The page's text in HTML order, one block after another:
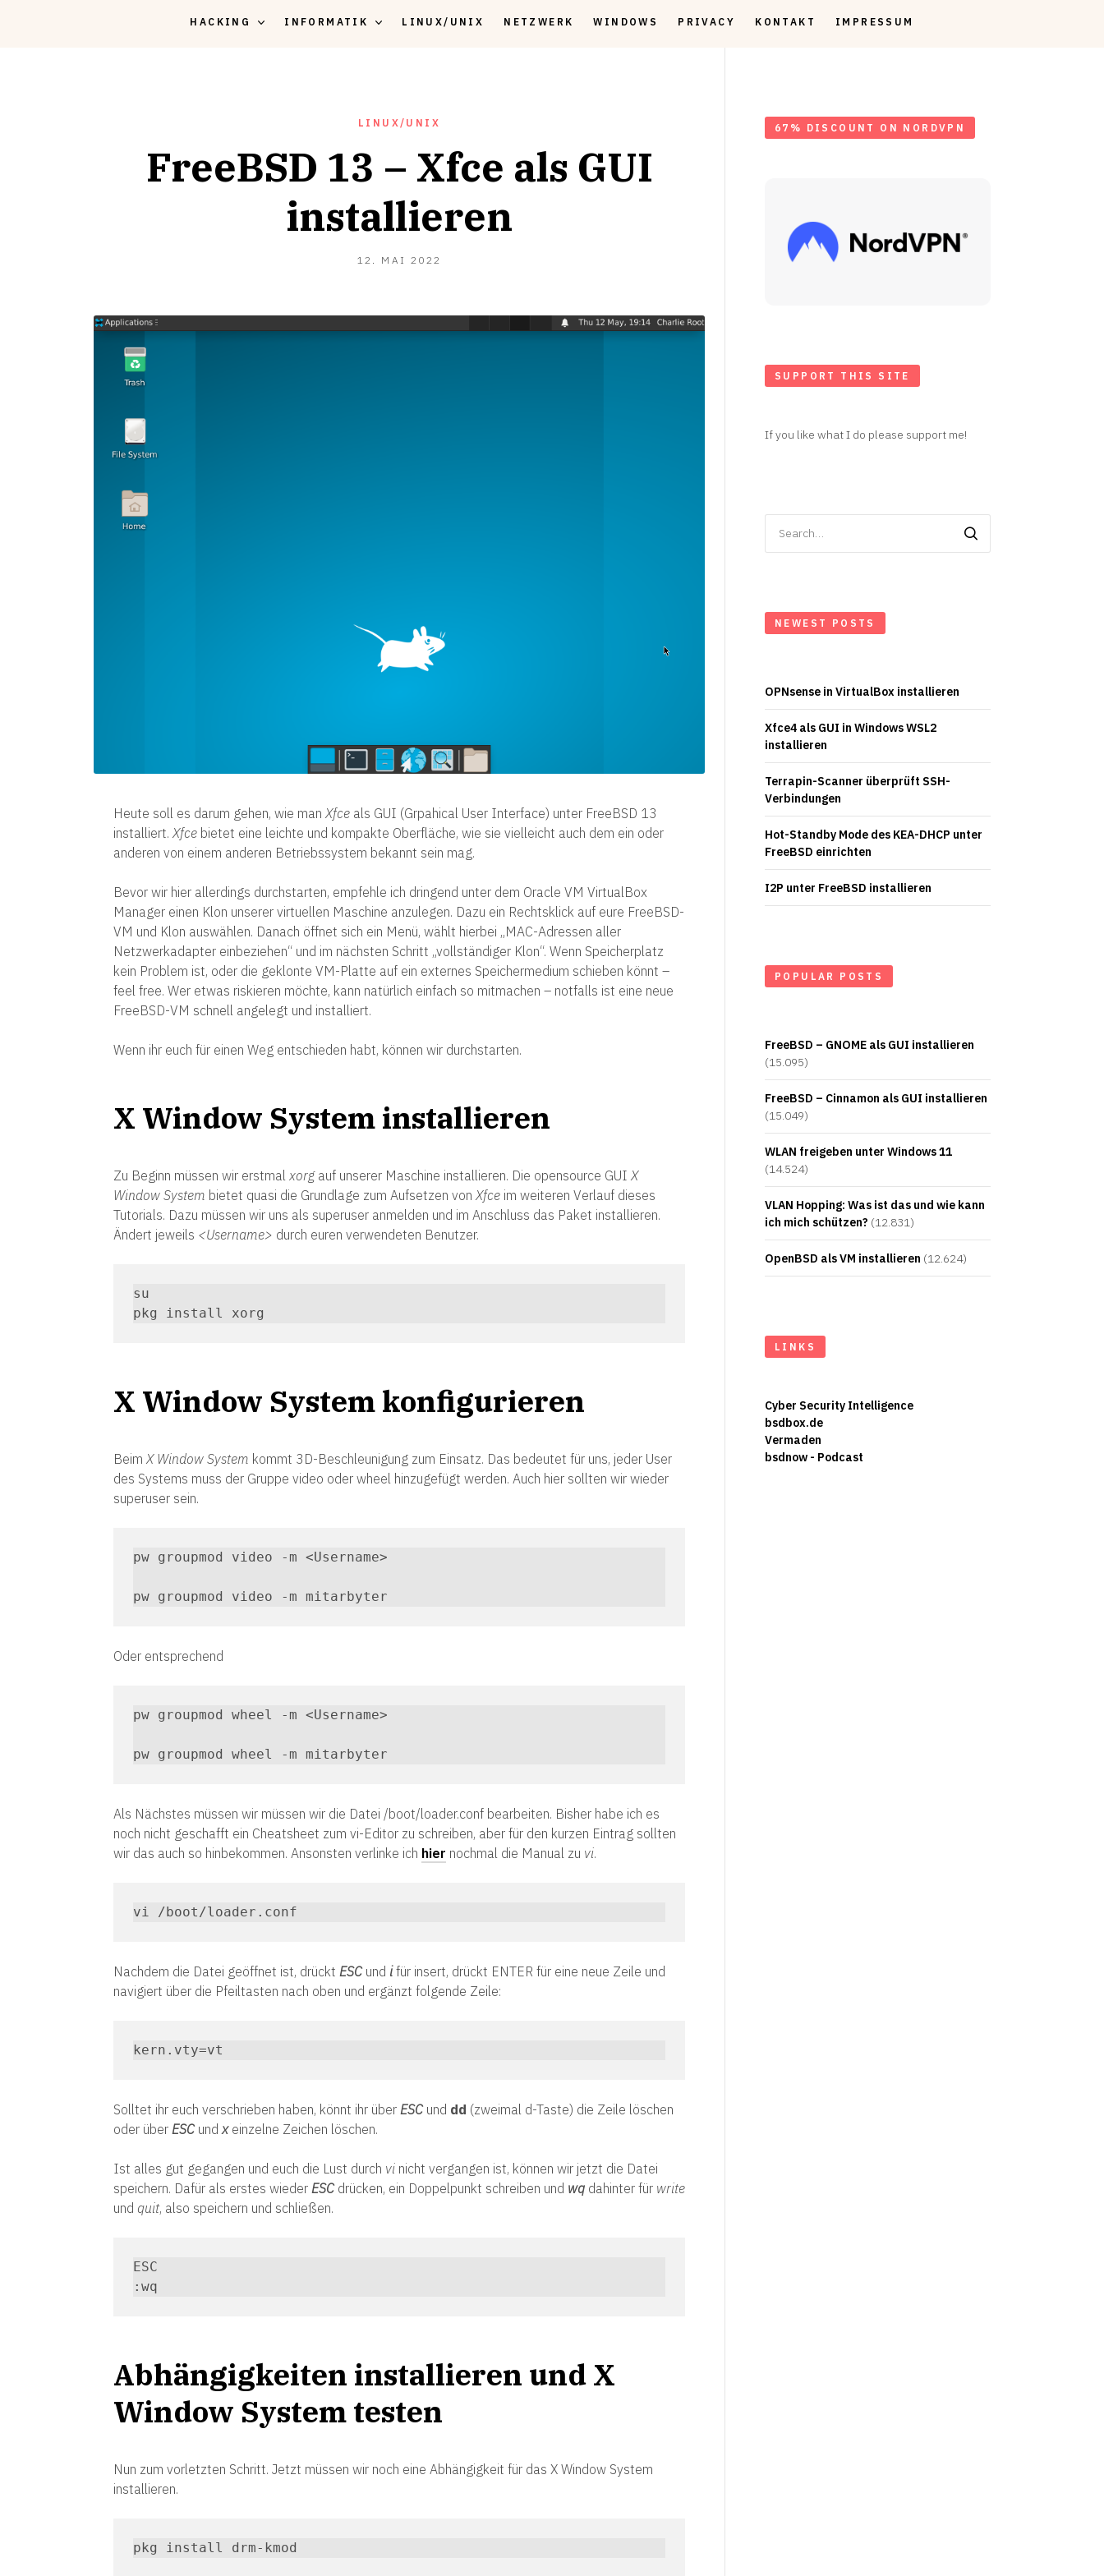
HACKING INFORMATIK LINUX/UNIX NETZWERK WINDOWS PRIVACY KONTAKT IMPRESSUM
LINUX/UNIX
FreeBSD 13 – Xfce als GUI
installieren
12. MAI 2022
Heute soll es darum gehen, wie man Xfce als GUI (Grpahical User Interface) unter FreeBSD 13
installiert. Xfce bietet eine leichte und kompakte Oberfläche, wie sie vielleicht auch dem ein oder
anderen von einem anderen Betriebssystem bekannt sein mag.
Bevor wir hier allerdings durchstarten, empfehle ich dringend unter dem Oracle VM VirtualBox
Manager einen Klon unserer virtuellen Maschine anzulegen. Dazu ein Rechtsklick auf eure FreeBSD-
VM und Klon auswählen. Danach öffnet sich ein Menü, wählt hierbei „MAC-Adressen aller
Netzwerkadapter einbeziehen“ und im nächsten Schritt „vollständiger Klon“. Wenn Speicherplatz
kein Problem ist, oder die geklonte VM-Platte auf ein externes Speichermedium schieben könnt –
feel free. Wer etwas riskieren möchte, kann natürlich einfach so mitmachen – notfalls ist eine neue
FreeBSD-VM schnell angelegt und installiert.
Wenn ihr euch für einen Weg entschieden habt, können wir durchstarten.
X Window System installieren
Zu Beginn müssen wir erstmal xorgauf unserer Maschine installieren. Die opensource GUI X
Window System bietet quasi die Grundlage zum Aufsetzen von Xfce im weiteren Verlauf dieses
Tutorials. Dazu müssen wir uns als superuser anmelden und im Anschluss das Paket installieren.
Ändert jeweils <Username> durch euren verwendeten Benutzer.
su
pkg install xorg
X Window System konfigurieren
Beim X Window System kommt 3D-Beschleunigung zum Einsatz. Das bedeutet für uns, jeder User
des Systems muss der Gruppe video oder wheel hinzugefügt werden. Auch hier sollten wir wieder
superuser sein.
pw groupmod video -m <Username>
pw groupmod video -m mitarbyter
Oder entsprechend
pw groupmod wheel -m <Username>
pw groupmod wheel -m mitarbyter
Als Nächstes müssen wir müssen wir die Datei /boot/loader.conf bearbeiten. Bisher habe ich es
noch nicht geschafft ein Cheatsheet zum vi-Editor zu schreiben, aber für den kurzen Eintrag sollten
wir das auch so hinbekommen. Ansonsten verlinke ich hier nochmal die Manual zu vi.
vi /boot/loader.conf
Nachdem die Datei geöffnet ist, drückt ESCund ifür insert, drückt ENTER für eine neue Zeile und
navigiert über die Pfeiltasten nach oben und ergänzt folgende Zeile:
kern.vty=vt
Solltet ihr euch verschrieben haben, könnt ihr über ESC und dd (zweimal d-Taste) die Zeile löschen
oder über ESCund xeinzelne Zeichen löschen.
Ist alles gut gegangen und euch die Lust durch vi nicht vergangen ist, können wir jetzt die Datei
speichern. Dafür als erstes wieder ESC drücken, ein Doppelpunkt schreiben und wq dahinter für write
und quit, also speichern und schließen.
ESC
:wq
Abhängigkeiten installieren und X
Window System testen
Nun zum vorletzten Schritt. Jetzt müssen wir noch eine Abhängigkeit für das X Window System
installieren.
pkg install drm-kmod
67% DISCOUNT ON NORDVPN
SUPPORT THIS SITE
If you like what I do please support me!
for:
NEWEST POSTS
OPNsense in VirtualBox installieren
Xfce4 als GUI in Windows WSL2
installieren
Terrapin-Scanner überprüft SSH-
Verbindungen
Hot-Standby Mode des KEA-DHCP unter
FreeBSD einrichten
I2P unter FreeBSD installieren
POPULAR POSTS
FreeBSD – GNOME als GUI installieren
(15.095)
FreeBSD – Cinnamon als GUI installieren
(15.049)
WLAN freigeben unter Windows 11
(14.524)
VLAN Hopping: Was ist das und wie kann
ich mich schützen? (12.831)
OpenBSD als VM installieren (12.624)
LINKS
Cyber Security Intelligence
bsdbox.de
Vermaden
bsdnow - Podcast